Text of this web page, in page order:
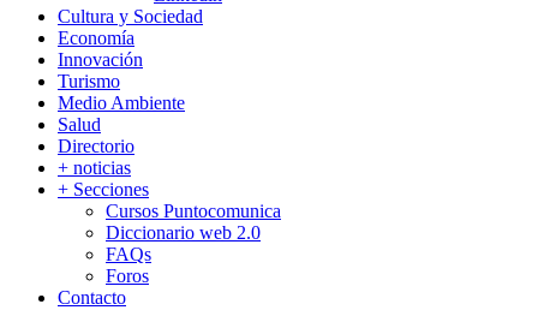
Cultura y Sociedad
Economía
Innovación
Turismo
Medio Ambiente
Salud
Directorio
+ noticias
+ Secciones
Cursos Puntocomunica
Diccionario web 2.0
FAQs
Foros
Contacto